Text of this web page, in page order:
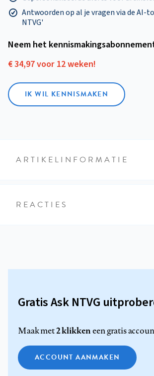
Antwoorden op al je vragen via de AI-
NTVG'
Neem het
€ 34,97 voor 12 weken!
IK WIL KENNISMAKEN
ARTIKELINFORMATIE
REACTIES
Gratis Ask NTVG
Maak met2 klikkeneen gratis
ACCOUNT AANMAKEN